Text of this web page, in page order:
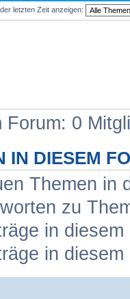
letzten Zeit anzeigen:
Forum: 0
IN DIESEM
Themen in
zu
in
in